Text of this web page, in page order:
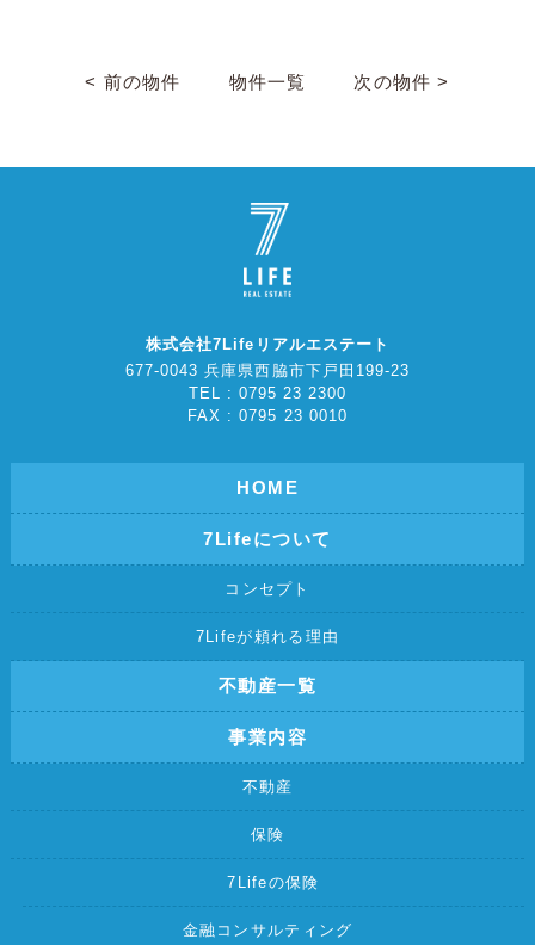
< 前の物件 物件一覧 次の物件 >
株式会社7Lifeリアルエステート
677-0043 兵庫県西脇市下戸田199-23
TEL : 0795 23 2300
FAX : 0795 23 0010
HOME
7Lifeについて
コンセプト
7Lifeが頼れる理由
不動産一覧
事業内容
不動産
保険
7Lifeの保険
金融コンサルティング